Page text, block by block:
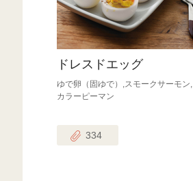
ドレスドエッグ
ゆで卵（固ゆで）,スモークサーモン,
カラーピーマン
334